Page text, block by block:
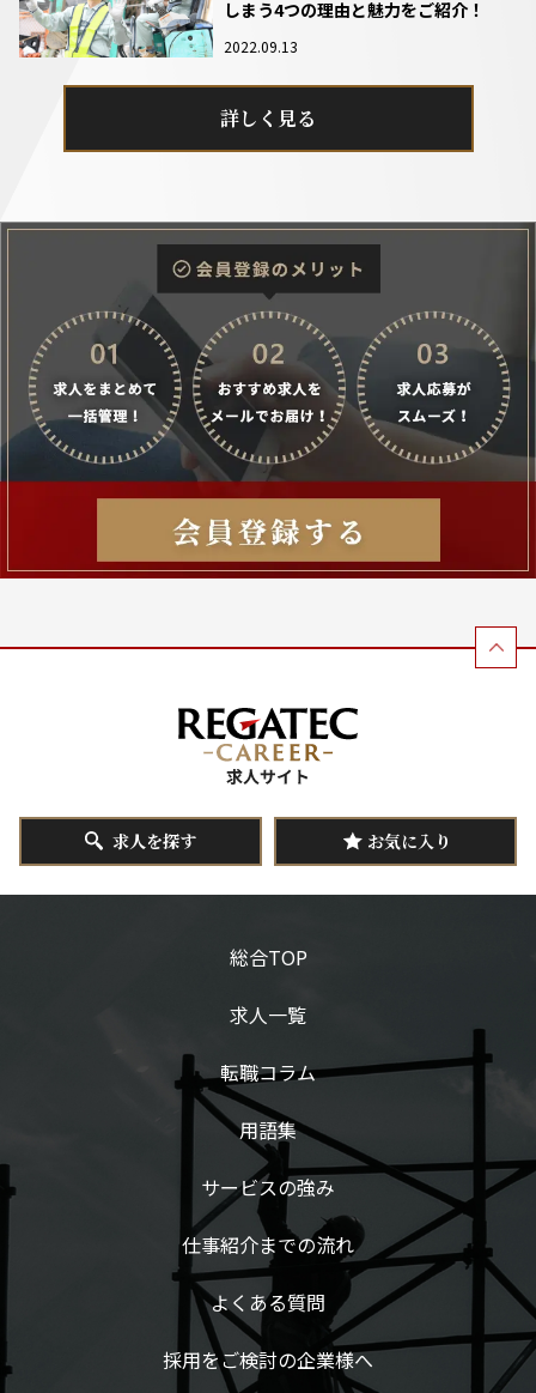
しまう4つの理由と魅力をご紹介！
2022.09.13
詳しく見る
求人を探す お気に入り
総合TOP
求人一覧
転職コラム
用語集
サービスの強み
仕事紹介までの流れ
よくある質問
採用をご検討の企業様へ